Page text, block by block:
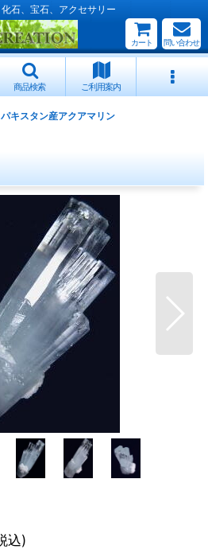
石、宝石、アクセサリー
カート 問い合わせ
商品検索 ご利用案内
パキスタン産アクアマリン
込)